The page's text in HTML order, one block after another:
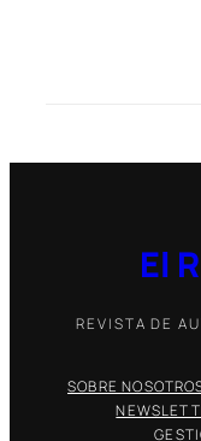
El
REVISTA DE
SOBRE